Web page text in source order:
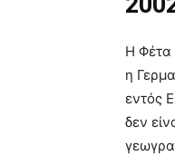
Η Φέτα
η
εντός
δεν